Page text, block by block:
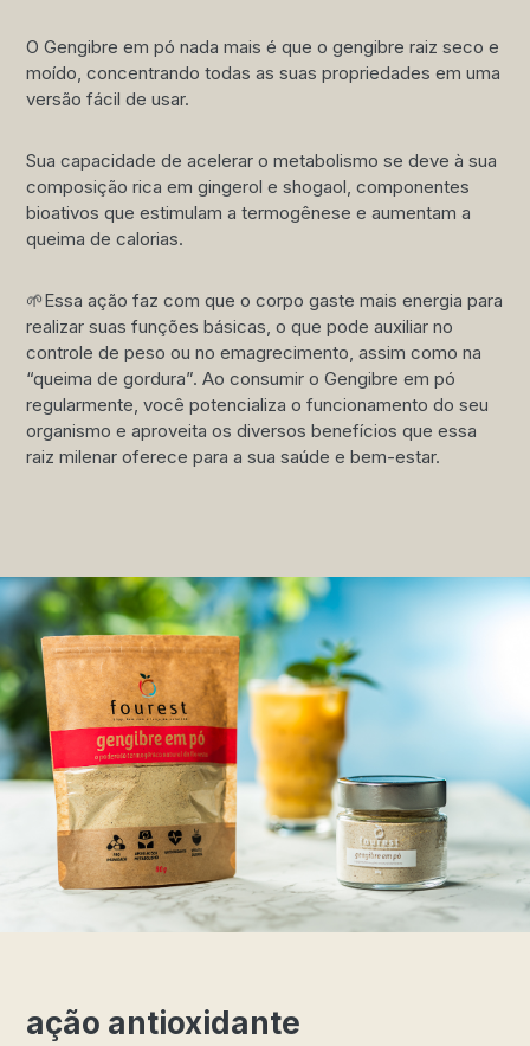
O Gengibre em pó nada mais é que o gengibre raiz seco e
moído, concentrando todas as suas propriedades em uma
versão fácil de usar.
Sua capacidade de acelerar o metabolismo se deve à sua
composição rica em gingerol e shogaol, componentes
bioativos que estimulam a termogênese e aumentam a
queima de calorias.
🌱Essa ação faz com que o corpo gaste mais energia para
realizar suas funções básicas, o que pode auxiliar no
controle de peso ou no emagrecimento, assim como na
“queima de gordura”. Ao consumir o Gengibre em pó
regularmente, você potencializa o funcionamento do seu
organismo e aproveita os diversos benefícios que essa
raiz milenar oferece para a sua saúde e bem-estar.
ação antioxidante